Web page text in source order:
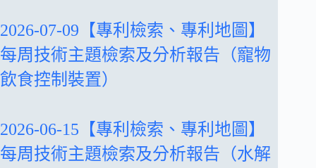
2026-07-09【專利檢索、專利地圖】
每周技術主題檢索及分析報告（寵物
飲食控制裝置）
2026-06-15【專利檢索、專利地圖】
每周技術主題檢索及分析報告（水解